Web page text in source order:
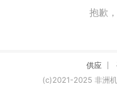
抱歉
供应
(c)2021-2025 非洲